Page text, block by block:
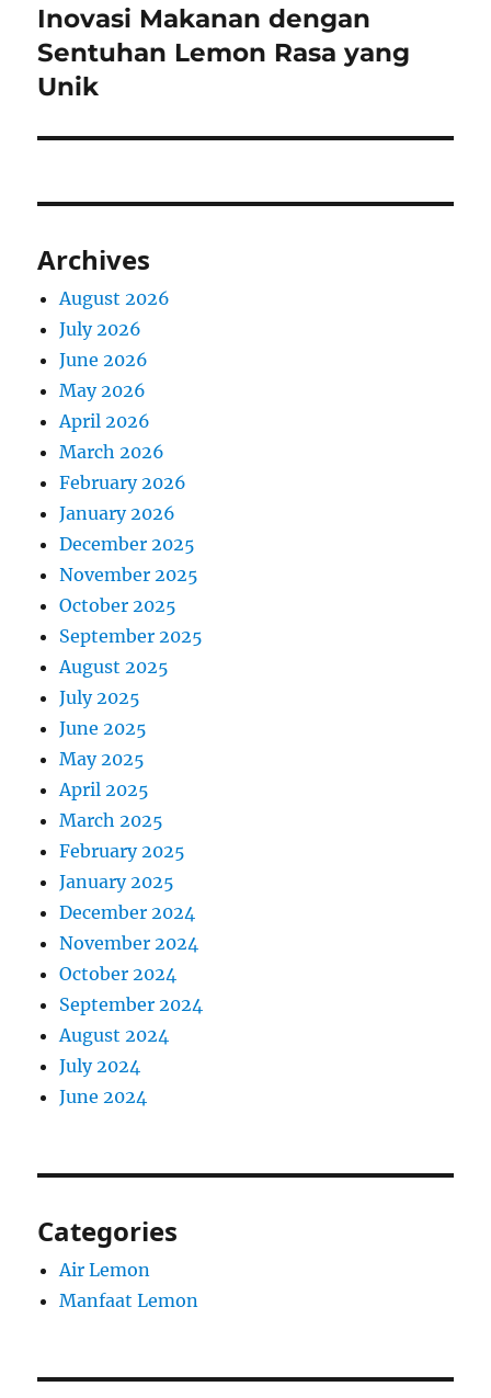
Next
post:
Inovasi Makanan dengan
Sentuhan Lemon Rasa yang
Unik
Archives
August 2026
July 2026
June 2026
May 2026
April 2026
March 2026
February 2026
January 2026
December 2025
November 2025
October 2025
September 2025
August 2025
July 2025
June 2025
May 2025
April 2025
March 2025
February 2025
January 2025
December 2024
November 2024
October 2024
September 2024
August 2024
July 2024
June 2024
Categories
Air Lemon
Manfaat Lemon